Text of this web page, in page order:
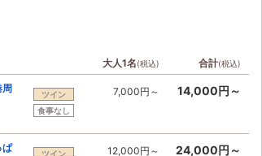
大人1名(税込) 合計(税込)
ツイン
食事なし
7,000円～ 14,000円～
ぱ
ツイン
12,000円～ 24,000円～